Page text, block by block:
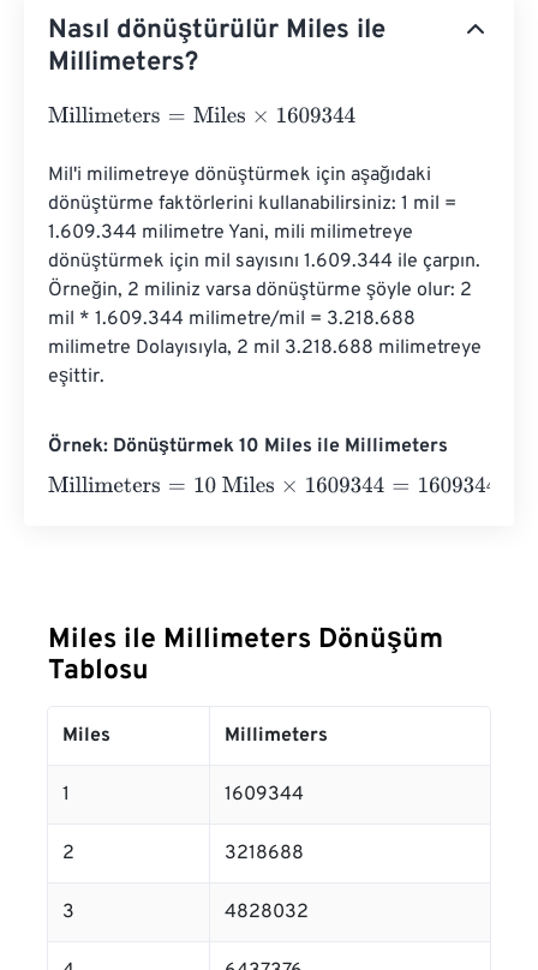
Nasıl dönüştürülür Miles ile
Millimeters?
Millimeters=Miles×1609344
Mil'i milimetreye dönüştürmek için aşağıdaki
dönüştürme faktörlerini kullanabilirsiniz: 1 mil =
1.609.344 milimetre Yani, mili milimetreye
dönüştürmek için mil sayısını 1.609.344 ile çarpın.
Örneğin, 2 miliniz varsa dönüştürme şöyle olur: 2
mil * 1.609.344 milimetre/mil = 3.218.688
milimetre Dolayısıyla, 2 mil 3.218.688 milimetreye
eşittir.
Örnek: Dönüştürmek 10 Miles ile Millimeters
Millimeters=10 Miles×1609344=16093440 Millimeters
Miles ile Millimeters Dönüşüm
Tablosu
Miles Millimeters
1 1609344
2 3218688
3 4828032